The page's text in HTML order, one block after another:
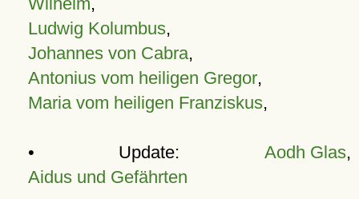
Ludwig Kolumbus,
Johannes von Cabra,
Antonius vom heiligen Gregor,
Maria vom heiligen Franziskus,
• Update: Aodh Glas,
Aidus und Gefährten